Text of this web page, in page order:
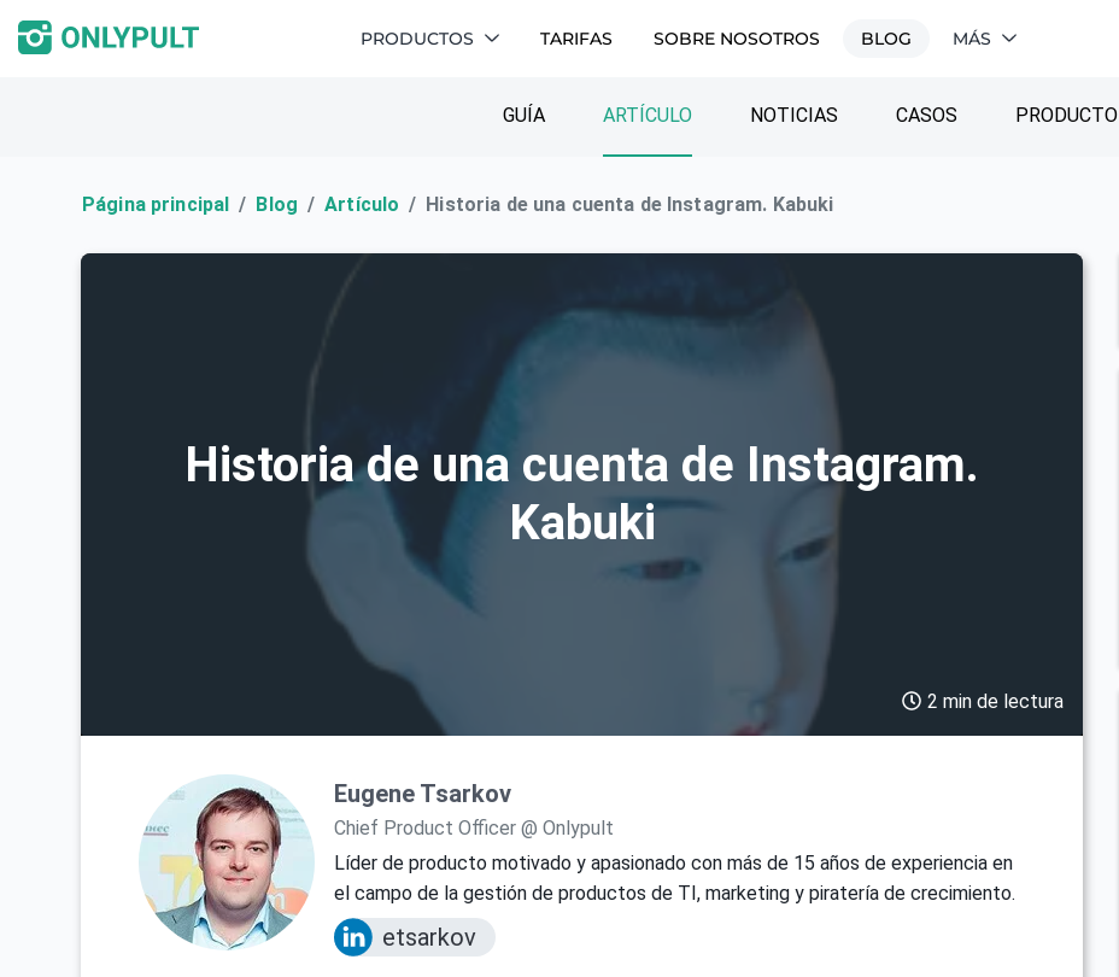
PRODUCTOS TARIFAS SOBRE NOSOTROS BLOG MÁS
GUÍA ARTÍCULO NOTICIAS CASOS PRODUCTO
Página principal Blog Artículo Historia de una cuenta de Instagram. Kabuki
Historia de una cuenta de Instagram.
Kabuki
2 min de lectura
Eugene Tsarkov
Chief Product Officer @ Onlypult
Líder de producto motivado y apasionado con más de 15 años de experiencia en
el campo de la gestión de productos de TI, marketing y piratería de crecimiento.
etsarkov